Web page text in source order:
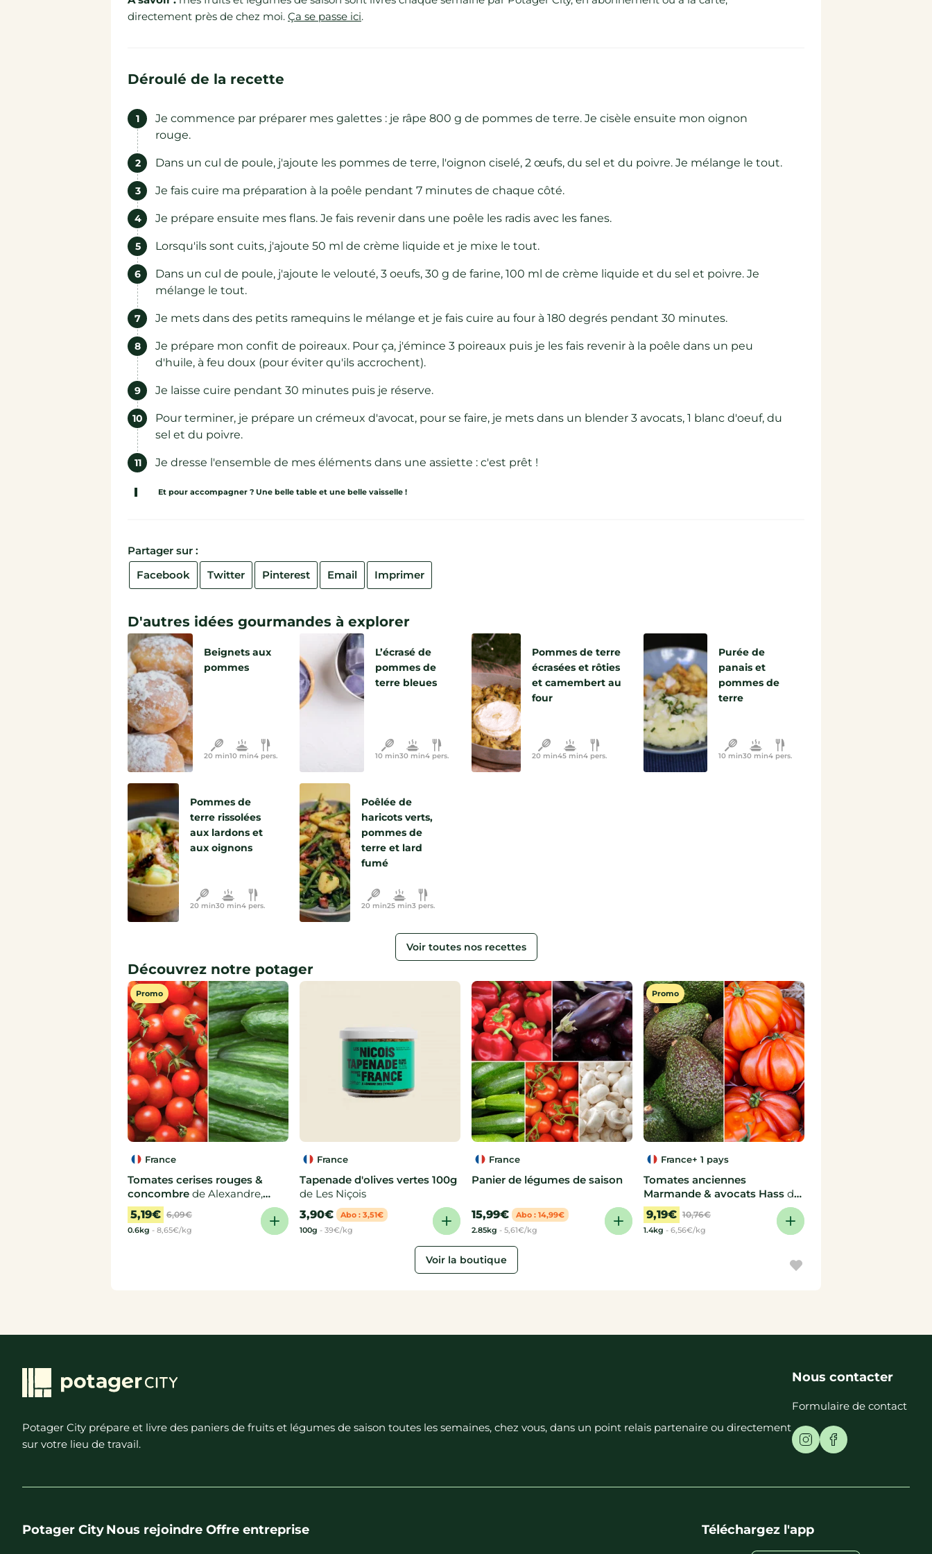
directement près de chez moi. Ça se passe ici.
Déroulé de la recette
Je commence par préparer mes galettes : je râpe 800 g de pommes de terre. Je cisèle ensuite mon oignon
rouge.
Dans un cul de poule, j'ajoute les pommes de terre, l'oignon ciselé, 2 œufs, du sel et du poivre. Je mélange le tout.
Je fais cuire ma préparation à la poêle pendant 7 minutes de chaque côté.
Je prépare ensuite mes flans. Je fais revenir dans une poêle les radis avec les fanes.
Lorsqu'ils sont cuits, j'ajoute 50 ml de crème liquide et je mixe le tout.
Dans un cul de poule, j'ajoute le velouté, 3 oeufs, 30 g de farine, 100 ml de crème liquide et du sel et poivre. Je
mélange le tout.
Je mets dans des petits ramequins le mélange et je fais cuire au four à 180 degrés pendant 30 minutes.
Je prépare mon confit de poireaux. Pour ça, j'émince 3 poireaux puis je les fais revenir à la poêle dans un peu
d'huile, à feu doux (pour éviter qu'ils accrochent).
Je laisse cuire pendant 30 minutes puis je réserve.
Pour terminer, je prépare un crémeux d'avocat, pour se faire, je mets dans un blender 3 avocats, 1 blanc d'oeuf, du
sel et du poivre.
Je dresse l'ensemble de mes éléments dans une assiette : c'est prêt !
Et pour accompagner ? Une belle table et une belle vaisselle !
Partager sur :
Facebook
Twitter Pinterest Email Imprimer
D'autres idées gourmandes à explorer
Beignets aux
pommes
20 min10 min4 pers.
L’écrasé de
pommes de
terre bleues
10 min30 min4 pers.
Pommes de terre
écrasées et rôties
et camembert au
four
20 min45 min4 pers.
Purée de
panais et
pommes de
terre
10 min30 min4 pers.
Pommes de
terre rissolées
aux lardons et
aux oignons
20 min30 min4 pers.
Poêlée de
haricots verts,
pommes de
terre et lard
fumé
20 min25 min3 pers.
Voir toutes nos recettes
Découvrez notre potager
Promo
France
Tomates cerises rouges &
concombre de Alexandre,
Aurélie
5,19€ 6,09€
0.6kg - 8,65€/kg
France
Tapenade d'olives vertes 100g
de Les Niçois
3,90€
Abo : 3,51€
100g - 39€/kg
France
Panier de légumes de saison
15,99€
Abo : 14,99€
2.85kg - 5,61€/kg
Promo
France+ 1 pays
Tomates anciennes
Marmande & avocats Hass de
Franck, Coopérative de
producteurs
9,19€ 10,76€
1.4kg - 6,56€/kg
Voir la boutique
Potager City prépare et livre des paniers de fruits et légumes de saison toutes les semaines, chez vous, dans un point relais partenaire ou directement
sur votre lieu de travail.
Nous contacter
Formulaire de contact
Potager CityNous rejoindre Offre entreprise Téléchargez l'app